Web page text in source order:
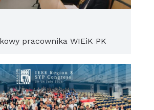
pracownika WIEiK PK